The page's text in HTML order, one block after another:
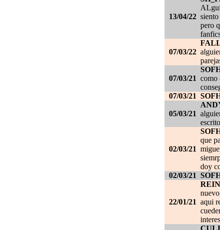
13/04/22
pero
07/03/22
07/03/21 como
07/03/21
05/03/21
02/03/21
que
doy
02/03/21
22/01/21 aqui